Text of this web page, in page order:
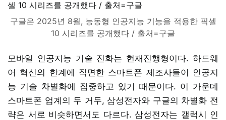
구글은 2025년 8월, 능동형 인공지능 기능을 적용한 픽셀
10 시리즈를 공개했다 / 출처=구글
모바일 인공지능 기술 진화는 현재진행형이다. 하드웨
어 혁신의 한계에 직면한 스마트폰 제조사들이 인공지
능 기술 차별화에 집중하고 있기 때문이다. 이 가운데
스마트폰 업계의 두 거두, 삼성전자와 구글의 차별화 전
략은 서로 비슷하면서도 다르다. 삼성전자는 갤럭시 인